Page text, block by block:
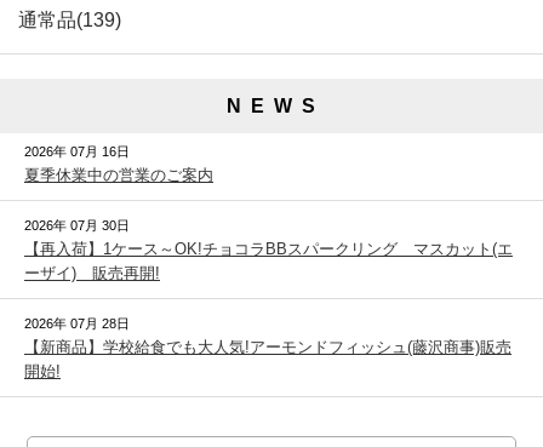
通常品(139)
N E W S
2026年 07月 16日
夏季休業中の営業のご案内
2026年 07月 30日
【再入荷】1ケース～OK!チョコラBBスパークリング マスカット(エ
ーザイ) 販売再開!
2026年 07月 28日
【新商品】学校給食でも大人気!アーモンドフィッシュ(藤沢商事)販売
開始!